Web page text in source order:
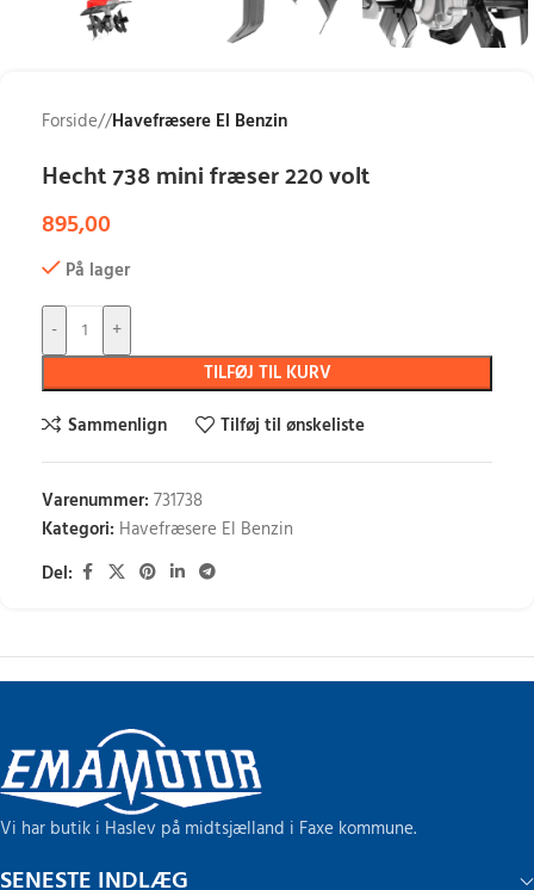
Forside/ Havefræsere El Benzin
Hecht 738 mini fræser 220 volt
895,00
På lager
-
+
TILFØJ TIL KURV
Sammenlign
Tilføj til ønskeliste
Varenummer: 731738
Kategori: Havefræsere El Benzin
Del:
Vi har butik i Haslev på midtsjælland i Faxe kommune.
SENESTE INDLÆG